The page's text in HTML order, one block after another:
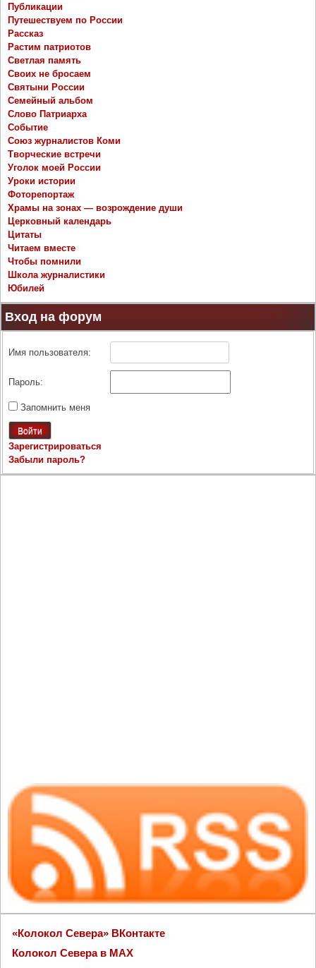
Публикации
Путешествуем по России
Рассказ
Растим патриотов
Светлая память
Своих не бросаем
Святыни России
Семейный альбом
Слово Патриарха
Событие
Союз журналистов Коми
Творческие встречи
Уголок моей России
Уроки истории
Фоторепортаж
Храмы на зонах — возрождение души
Церковный календарь
Цитаты
Читаем вместе
Чтобы помнили
Школа журналистики
Юбилей
Вход на форум
Имя пользователя:
Пароль:
Запомнить меня
Войти
Зарегистрироваться
Забыли пароль?
«Колокол Севера» ВКонтакте
Колокол Севера в MAX